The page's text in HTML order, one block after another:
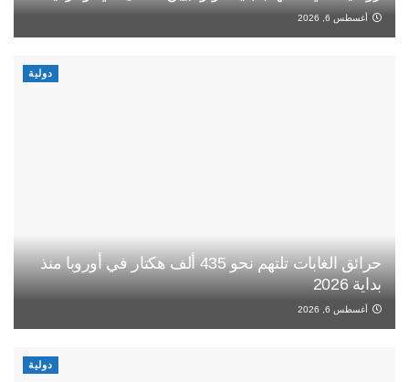
أغسطس 6, 2026
دولية
حرائق الغابات تلتهم نحو 435 ألف هكتار في أوروبا منذ
بداية 2026
أغسطس 6, 2026
دولية